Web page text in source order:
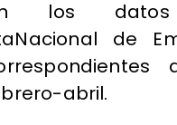
los
de
abril.